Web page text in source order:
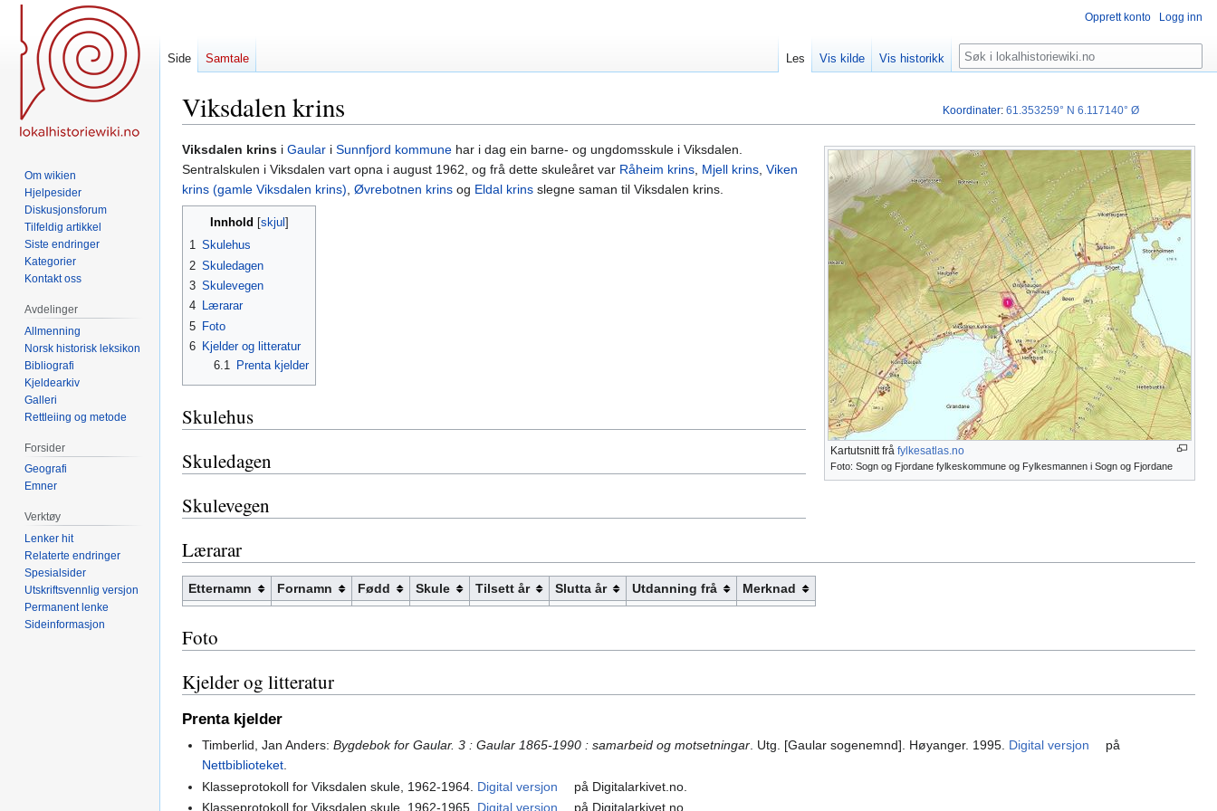
Viksdalen krins
Hopp
til
navigering
Hopp
til
søk
Kartutsnitt frå fylkesatlas.no
Foto: Sogn og Fjordane fylkeskommune og Fylkesmannen i Sogn og Fjordane
Viksdalen krins i Gaular i Sunnfjord kommune har i dag ein barne- og ungdomsskule i Viksdalen.
Sentralskulen i Viksdalen vart opna i august 1962, og frå dette skuleåret var Råheim krins, Mjell krins, Viken
krins (gamle Viksdalen krins), Øvrebotnen krins og Eldal krins slegne saman til Viksdalen krins.
Innhold
1 Skulehus
2 Skuledagen
3 Skulevegen
4 Lærarar
5 Foto
6 Kjelder og litteratur
6.1
Prenta kjelder
Skulehus
Skuledagen
Skulevegen
Lærarar
Etternamn Fornamn Fødd Skule Tilsett år Slutta år Utdanning frå Merknad
Foto
Kjelder og litteratur
Prenta kjelder
Timberlid, Jan Anders:Bygdebok for Gaular. 3 : Gaular 1865-1990 : samarbeid og motsetningar. Utg. [Gaular sogenemnd]. Høyanger. 1995. Digital versjon
på
Nettbiblioteket.
Klasseprotokoll for Viksdalen skule, 1962-1964. Digital versjon
på Digitalarkivet.no.
Klasseprotokoll for Viksdalen skule, 1962-1965. Digital versjon på Digitalarkivet.no.
Koordinater:61.353259° N 6.117140° Ø
Opprett konto Logg inn
Side Samtale Les Vis kilde Vis historikk Søk
Om wikien
Hjelpesider
Diskusjonsforum
Tilfeldig artikkel
Siste endringer
Kategorier
Kontakt oss
Avdelinger
Allmenning
Norsk historisk leksikon
Bibliografi
Kjeldearkiv
Galleri
Rettleiing og metode
Forsider
Geografi
Emner
Verktøy
Lenker hit
Relaterte endringer
Spesialsider
Utskriftsvennlig versjon
Permanent lenke
Sideinformasjon